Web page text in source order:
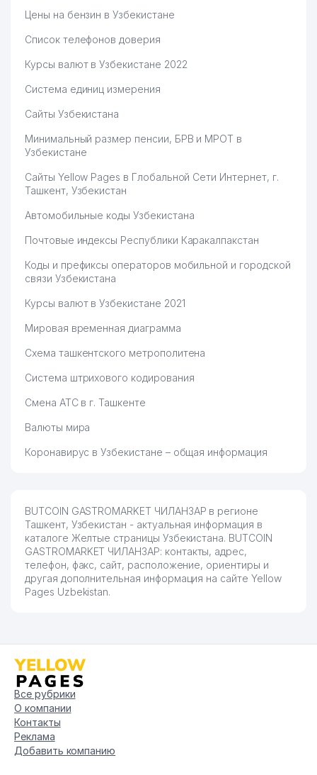
Цены на бензин в Узбекистане
Список телефонов доверия
Курсы валют в Узбекистане 2022
Система единиц измерения
Сайты Узбекистана
Минимальный размер пенсии, БРВ и МРОТ в
Узбекистане
Сайты Yellow Pages в Глобальной Сети Интернет, г.
Ташкент, Узбекистан
Автомобильные коды Узбекистана
Почтовые индексы Республики Каракалпакстан
Коды и префиксы операторов мобильной и городской
связи Узбекистана
Курсы валют в Узбекистане 2021
Мировая временная диаграмма
Схема ташкентского метрополитена
Система штрихового кодирования
Смена АТС в г. Ташкенте
Валюты мира
Коронавирус в Узбекистане – общая информация
BUTCOIN GASTROMARKET ЧИЛАНЗАР в регионе
Ташкент, Узбекистан - актуальная информация в
каталоге Желтые страницы Узбекистана. BUTCOIN
GASTROMARKET ЧИЛАНЗАР: контакты, адрес,
телефон, факс, сайт, расположение, ориентиры и
другая дополнительная информация на сайте Yellow
Pages Uzbekistan.
Все рубрики
О компании
Контакты
Реклама
Добавить компанию